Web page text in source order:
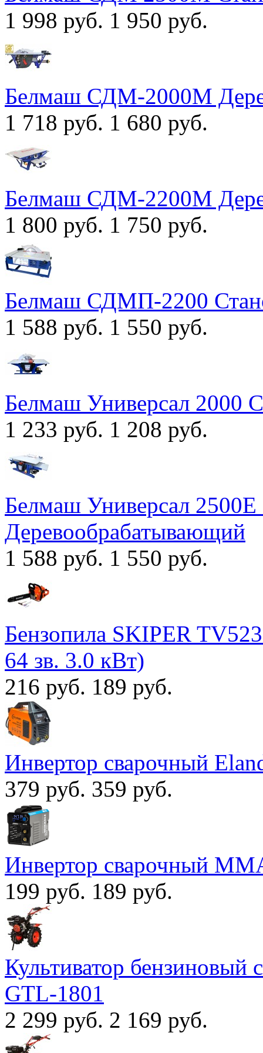
1 998 руб. 1 950 руб.
Белмаш СДМ-2000М
1 718 руб. 1 680 руб.
Белмаш СДМ-2200M
1 800 руб. 1 750 руб.
Белмаш СДМП-2200
1 588 руб. 1 550 руб.
Белмаш Универсал 2000
1 233 руб. 1 208 руб.
Белмаш Универсал 2500Е
Деревообрабатывающий
1 588 руб. 1 550 руб.
Бензопила SKIPER
64 зв. 3.0 кВт)
216 руб. 189 руб.
Инвертор сварочный
379 руб. 359 руб.
Инвертор сварочный
199 руб. 189 руб.
Культиватор
GTL-1801
2 299 руб. 2 169 руб.